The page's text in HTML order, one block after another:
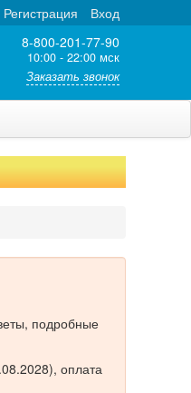
Вход
Регистрация
8-800-201-77-90
10:00 - 22:00 мск
Заказать звонок
подробные
оплата